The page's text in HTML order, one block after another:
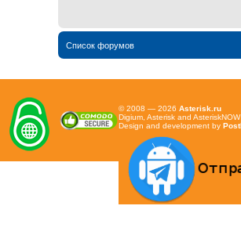
Список форумов
© 2008 — 2026 Asterisk.ru
Digium, Asterisk and
Design and development by